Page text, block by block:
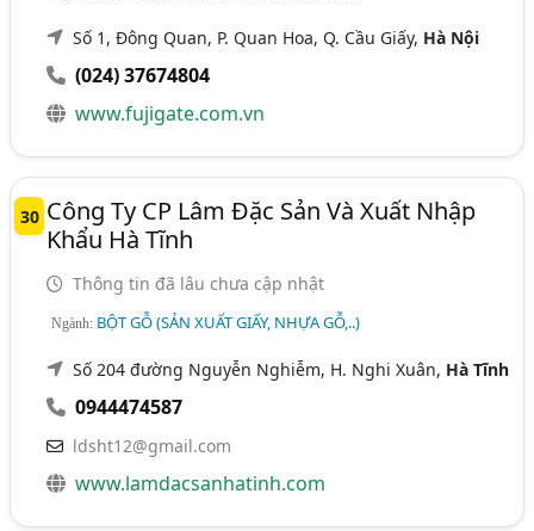
Số 1, Đông Quan, P. Quan Hoa, Q. Cầu Giấy, Hà Nội
(024) 37674804
www.fujigate.com.vn
30 Công Ty CP Lâm Đặc Sản Và Xuất Nhập
Khẩu Hà Tĩnh
Thông tin đã lâu chưa cập nhật
Ngành: BỘT GỖ (SẢN XUẤT GIẤY, NHỰA GỖ,..)
Số 204 đường Nguyễn Nghiễm, H. Nghi Xuân, Hà Tĩnh
0944474587
ldsht12@gmail.com
www.lamdacsanhatinh.com